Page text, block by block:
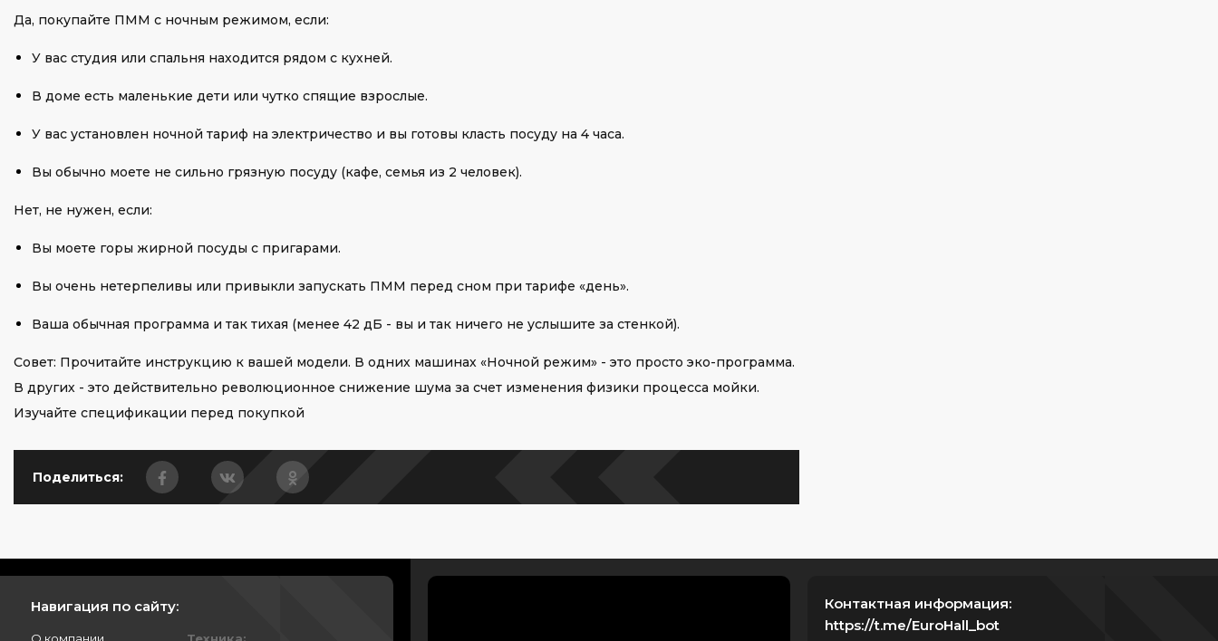
Да, покупайте ПММ с ночным режимом, если:
У вас студия или спальня находится рядом с кухней.
В доме есть маленькие дети или чутко спящие взрослые.
У вас установлен ночной тариф на электричество и вы готовы класть посуду на 4 часа.
Вы обычно моете не сильно грязную посуду (кафе, семья из 2 человек).
Нет, не нужен, если:
Вы моете горы жирной посуды с пригарами.
Вы очень нетерпеливы или привыкли запускать ПММ перед сном при тарифе «день».
Ваша обычная программа и так тихая (менее 42 дБ - вы и так ничего не услышите за стенкой).
Совет: Прочитайте инструкцию к вашей модели. В одних машинах «Ночной режим» - это просто эко-программа.
В других - это действительно революционное снижение шума за счет изменения физики процесса мойки.
Изучайте спецификации перед покупкой
Поделиться:
Навигация по сайту:
Контактная информация:
https://t.me/EuroHall_bot